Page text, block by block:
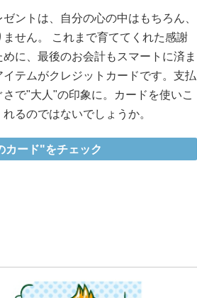
ントは、自分の心の中はもちろん、
せん。 これまで育ててくれた感謝
に、最後のお会計もスマートに済ま
テムがクレジットカードです。支払
で"大人"の印象に。カードを使いこ
るのではないでしょうか。
カード"をチェック